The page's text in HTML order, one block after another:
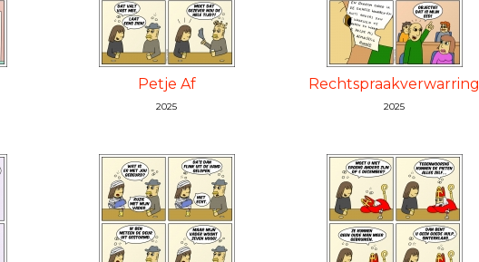
Petje Af
2025
Rechtspraakverwarring
2025